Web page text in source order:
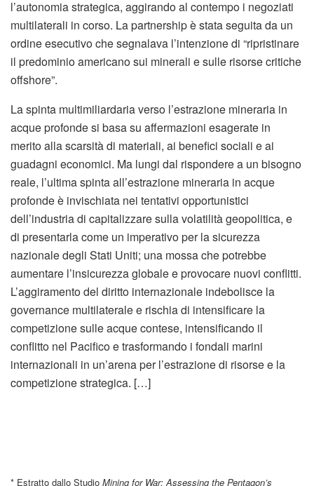
l’autonomia strategica, aggirando al contempo i negoziati
multilaterali in corso. La partnership è stata seguita da un
ordine esecutivo che segnalava l’intenzione di “ripristinare
il predominio americano sui minerali e sulle risorse critiche
offshore”.
La spinta multimiliardaria verso l’estrazione mineraria in
acque profonde si basa su affermazioni esagerate in
merito alla scarsità di materiali, ai benefici sociali e ai
guadagni economici. Ma lungi dal rispondere a un bisogno
reale, l’ultima spinta all’estrazione mineraria in acque
profonde è invischiata nei tentativi opportunistici
dell’industria di capitalizzare sulla volatilità geopolitica, e
di presentarla come un imperativo per la sicurezza
nazionale degli Stati Uniti; una mossa che potrebbe
aumentare l’insicurezza globale e provocare nuovi conflitti.
L’aggiramento del diritto internazionale indebolisce la
governance multilaterale e rischia di intensificare la
competizione sulle acque contese, intensificando il
conflitto nel Pacifico e trasformando i fondali marini
internazionali in un’arena per l’estrazione di risorse e la
competizione strategica. […]
* Estratto dallo Studio Mining for War: Assessing the Pentagon’s